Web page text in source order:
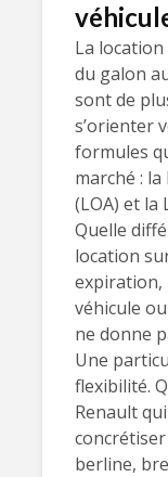
La
du galon
sont de
s’orienter
formules
marché :
(LOA) et la
Quelle
location
expiration,
véhicule
ne donne
Une
flexibilité.
Renault
berline,